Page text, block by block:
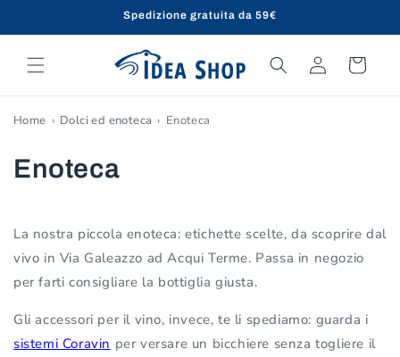
ai contenuti
Spedizione gratuita da 59€
Accedi Carrello
Home Dolci ed enoteca Enoteca
C
l
l
e
z
Enoteca
La nostra piccola enoteca: etichette scelte, da scoprire dal
vivo in Via Galeazzo ad Acqui Terme. Passa in negozio
per farti consigliare la bottiglia giusta.
Gli accessori per il vino, invece, te li spediamo: guarda i
sistemi Coravin per versare un bicchiere senza togliere il